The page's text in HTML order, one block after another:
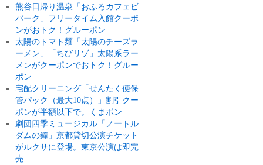
熊谷日帰り温泉「おふろカフェビ
バーク」フリータイム入館クーポ
ンがおトク！グルーポン
太陽のトマト麺「太陽のチーズラ
ーメン」「ちびリゾ」太陽系ラー
メンがクーポンでおトク！グルー
ポン
宅配クリーニング「せんたく便保
管パック（最大10点）」割引クー
ポンが半額以下で。くまポン
劇団四季ミュージカル「ノートル
ダムの鐘」京都貸切公演チケット
がルクサに登場。東京公演は即完
売